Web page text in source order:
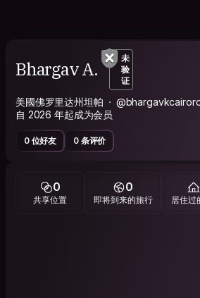
Bhargav A.
未
验
证
美國佛罗里达州坦帕
自 2026 年起成为会员
0 位好友 0 条评价
0
共享位置
0
即将到来的旅行 居住过